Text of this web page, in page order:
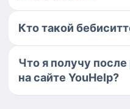
Кто такой
Что я получу после
на сайте YouHelp?